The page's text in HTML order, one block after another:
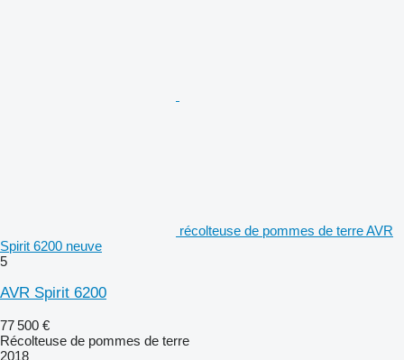
récolteuse de pommes de terre AVR
Spirit 6200 neuve
5
AVR Spirit 6200
77 500 €
Récolteuse de pommes de terre
2018